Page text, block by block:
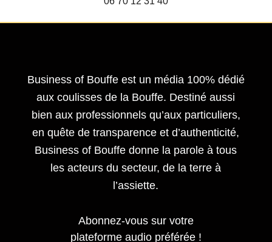
Business of Bouffe est un média 100% dédié
aux coulisses de la Bouffe. Destiné aussi
bien aux professionnels qu’aux particuliers,
en quête de transparence et d’authenticité,
Business of Bouffe donne la parole à tous
les acteurs du secteur,de la terre à
l’assiette.
Abonnez-vous sur votre
plateforme audio préférée !